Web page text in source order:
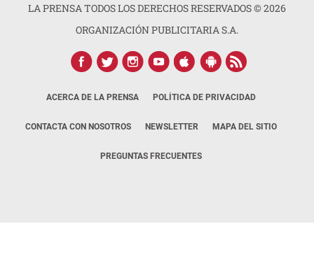
LA PRENSA TODOS LOS DERECHOS RESERVADOS ©2026
ORGANIZACIÓN PUBLICITARIA S.A.
ACERCA DE LA PRENSA POLÍTICA DE PRIVACIDAD
CONTACTA CON NOSOTROS NEWSLETTER MAPA DEL SITIO
PREGUNTAS FRECUENTES